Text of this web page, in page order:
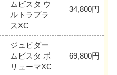
ムビスタ ウ
ルトラプラ
スXC
34,800円
ジュビダー
ムビスタ ボ
リューマXC
69,800円